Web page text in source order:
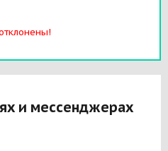
и мессенджерах